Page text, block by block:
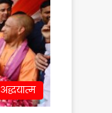
अद्धयात्म